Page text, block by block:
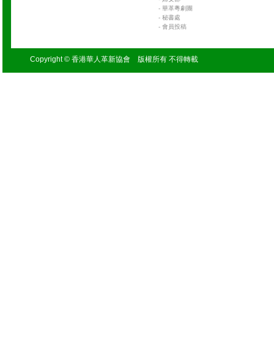
- 華革粵劇團
- 秘書處
- 會員投稿
Copyright © 香港華人革新協會 版權所有 不得轉載